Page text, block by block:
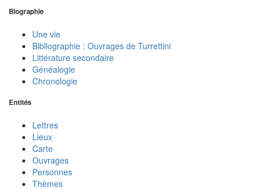
Biographie
Une vie
Bibliographie : Ouvrages de Turrettini
Littérature secondaire
Généalogie
Chronologie
Entités
Lettres
Lieux
Carte
Ouvrages
Personnes
Thèmes